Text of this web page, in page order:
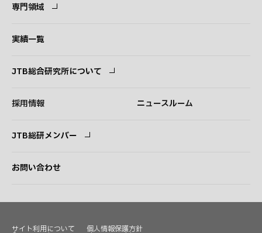
専門領域
実績一覧
JTB総合研究所について
採用情報 ニュースルーム
JTB総研メンバー
お問い合わせ
サイト利用について 個人情報保護方針